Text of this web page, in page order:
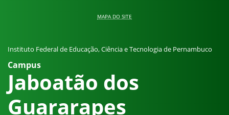
MAPA DO SITE
Instituto Federal de Educação, Ciência e Tecnologia de Pernambuco
Campus
Jaboatão dos
Guararapes